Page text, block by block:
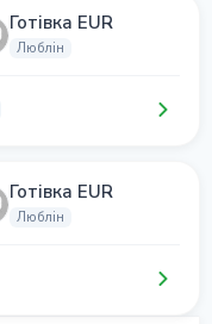
Готівка EUR
Люблін
Готівка EUR
Люблін